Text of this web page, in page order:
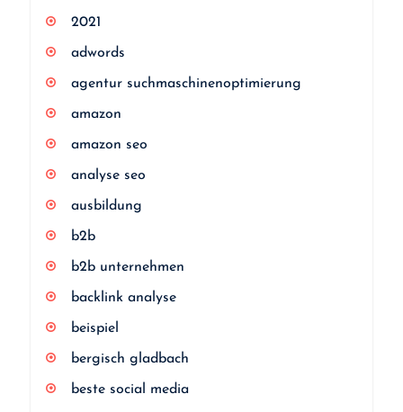
2021
adwords
agentur suchmaschinenoptimierung
amazon
amazon seo
analyse seo
ausbildung
b2b
b2b unternehmen
backlink analyse
beispiel
bergisch gladbach
beste social media